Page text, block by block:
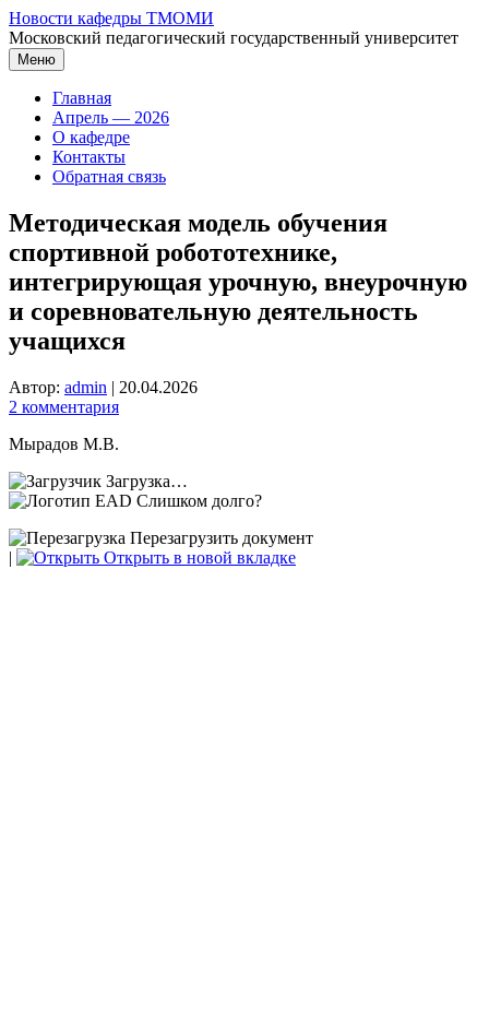
Перейти
к
содержимому
Новости кафедры ТМОМИ
Московский педагогический государственный университет
Меню
Главная
Апрель — 2026
О кафедре
Контакты
Обратная связь
Методическая модель обучения
спортивной робототехнике,
интегрирующая урочную, внеурочную
и соревновательную деятельность
учащихся
Автор: admin | 20.04.2026
2 комментария
Мырадов М.В.
Загрузка…
Слишком долго?
Перезагрузить документ
|
Открыть в новой вкладке